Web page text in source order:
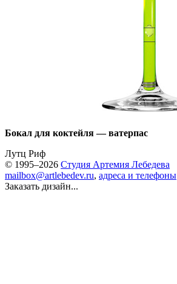
Бокал для коктейля — ватерпас
Лутц Риф
© 1995–2026 Студия Артемия Лебедева
mailbox@artlebedev.ru, адреса и телефоны
Заказать дизайн...